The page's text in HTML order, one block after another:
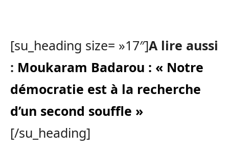
[su_heading size= »17″]A lire aussi
: Moukaram Badarou : « Notre
démocratie est à la recherche
d’un second souffle »
[/su_heading]